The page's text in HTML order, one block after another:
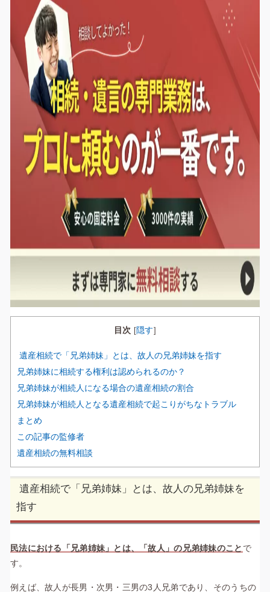
目次 隠す
遺産相続で「兄弟姉妹」とは、故人の兄弟姉妹を指す
兄弟姉妹に相続する権利は認められるのか？
兄弟姉妹が相続人になる場合の遺産相続の割合
兄弟姉妹が相続人となる遺産相続で起こりがちなトラブル
まとめ
この記事の監修者
遺産相続の無料相談
遺産相続で「兄弟姉妹」とは、故人の兄弟姉妹を
指す
民法における「兄弟姉妹」とは、「故人」の兄弟姉妹のこと で
す。
例えば、故人が長男・次男・三男の3人兄弟であり、そのうちの